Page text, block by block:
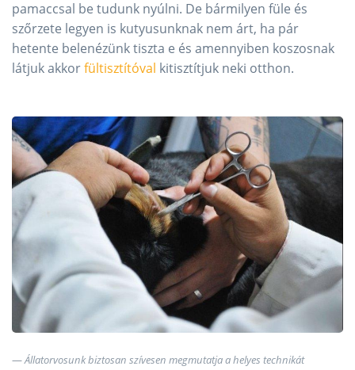
pamaccsal be tudunk nyúlni. De bármilyen füle és
szőrzete legyen is kutyusunknak nem árt, ha pár
hetente belenézünk tiszta e és amennyiben koszosnak
látjuk akkorfültisztítóval kitisztítjuk neki otthon.
Állatorvosunk biztosan szívesen megmutatja a helyes technikát